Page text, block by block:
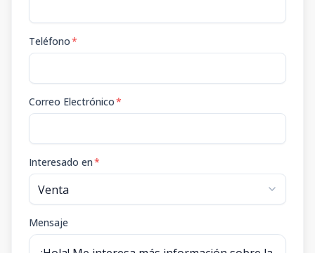
Teléfono*
Correo Electrónico*
Interesado en*
Mensaje